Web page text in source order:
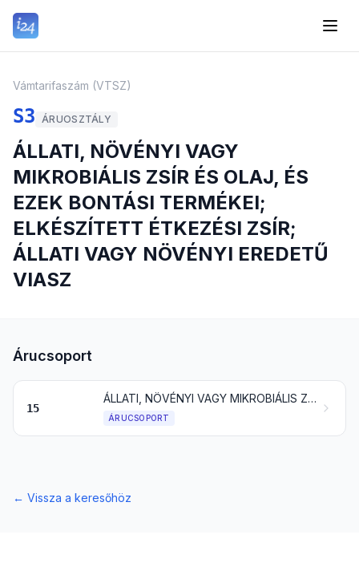
Vámtarifaszám (VTSZ)
S3 ÁRUOSZTÁLY
ÁLLATI, NÖVÉNYI VAGY
MIKROBIÁLIS ZSÍR ÉS OLAJ, ÉS
EZEK BONTÁSI TERMÉKEI;
ELKÉSZÍTETT ÉTKEZÉSI ZSÍR;
ÁLLATI VAGY NÖVÉNYI EREDETŰ
VIASZ
Árucsoport
15
ÁLLATI, NÖVÉNYI VAGY MIKROBIÁLIS ZSÍR ÉS OLAJ ÉS EZEK BONTÁSI TERMÉKEI; ELKÉSZÍTETT ÉTKEZÉSI ZSÍR; ÁLLATI VAGY NÖVÉNYI EREDETŰ VIASZ
ÁRUCSOPORT
← Vissza a keresőhöz